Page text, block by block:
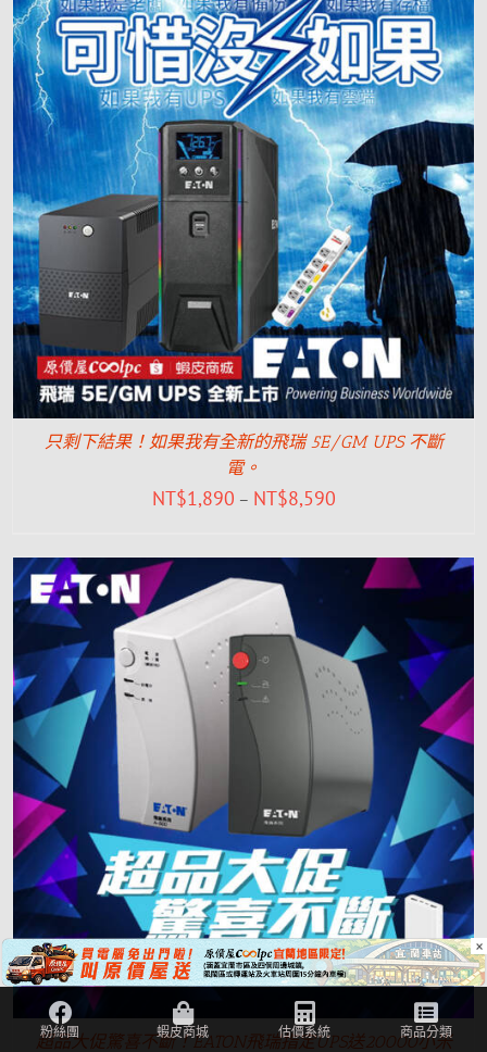
只剩下結果！如果我有全新的飛瑞 5E/GM UPS 不斷
電。
NT$1,890 – NT$8,590
超品大促驚喜不斷！EATON飛瑞指定UPS送20000小米
×